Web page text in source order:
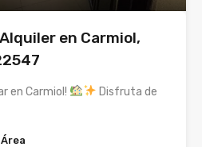
en Carmiol,
en Carmiol!
Disfruta de
Área